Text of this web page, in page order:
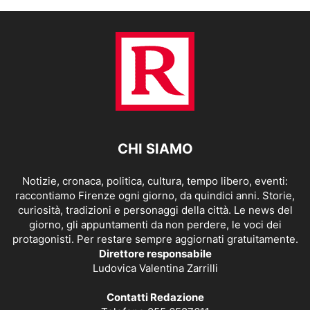
CHI SIAMO
Notizie, cronaca, politica, cultura, tempo libero, eventi:
raccontiamo Firenze ogni giorno, da quindici anni. Storie,
curiosità, tradizioni e personaggi della città. Le news del
giorno, gli appuntamenti da non perdere, le voci dei
protagonisti. Per restare sempre aggiornati gratuitamente.
Direttore responsabile
Ludovica Valentina Zarrilli
Contatti Redazione